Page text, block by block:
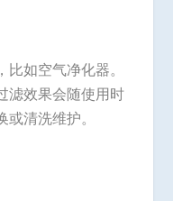
如空气净化器。
滤效果会随使用时
清洗维护。